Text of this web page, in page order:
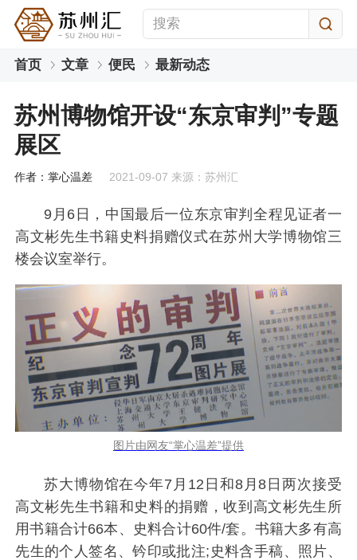
首页 文章 便民 最新动态
苏州博物馆开设“东京审判”专题
展区
作者：掌心温差 2021-09-07 来源：苏州汇
9月6日，中国最后一位东京审判全程见证者一
高文彬先生书籍史料捐赠仪式在苏州大学博物馆三
楼会议室举行。
图片由网友“掌心温差”提供
苏大博物馆在今年7月12日和8月8日两次接受
高文彬先生书籍和史料的捐赠，收到高文彬先生所
用书籍合计66本、史料合计60件/套。书籍大多有高
先生的个人签名、钤印或批注;史料含手稿、照片、